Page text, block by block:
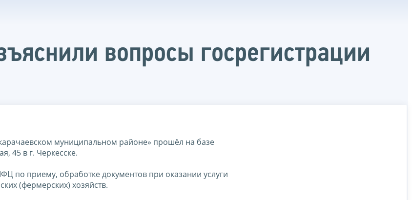
вопросы госрегистрации
муниципальном районе» прошёл на базе
45 в г. Черкесске.
по приему, обработке документов при оказании услуги
(фермерских) хозяйств.